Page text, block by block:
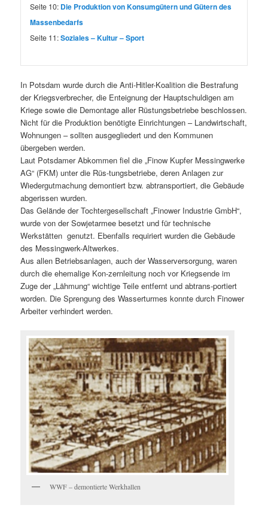
Seite 10: Die Produktion von Konsumgütern und Gütern des
Massenbedarfs
Seite 11:Soziales – Kultur – Sport
In Potsdam wurde durch die Anti-Hitler-Koalition die Bestrafung
der Kriegsverbrecher, die Enteignung der Hauptschuldigen am
Kriege sowie die Demontage aller Rüstungsbetriebe beschlossen.
Nicht für die Produktion benötigte Einrichtungen – Landwirtschaft,
Wohnungen – sollten ausgegliedert und den Kommunen
übergeben werden.
Laut Potsdamer Abkommen fiel die „Finow Kupfer Messingwerke
AG“ (FKM) unter die Rüs-tungsbetriebe, deren Anlagen zur
Wiedergutmachung demontiert bzw. abtransportiert, die Gebäude
abgerissen wurden.
Das Gelände der Tochtergesellschaft „Finower Industrie GmbH“,
wurde von der Sowjetarmee besetzt und für technische
Werkstätten genutzt. Ebenfalls requiriert wurden die Gebäude
des Messingwerk-Altwerkes.
Aus allen Betriebsanlagen, auch der Wasserversorgung, waren
durch die ehemalige Kon-zernleitung noch vor Kriegsende im
Zuge der „Lähmung“ wichtige Teile entfernt und abtrans-portiert
worden. Die Sprengung des Wasserturmes konnte durch Finower
Arbeiter verhindert werden.
WWF – demontierte Werkhallen